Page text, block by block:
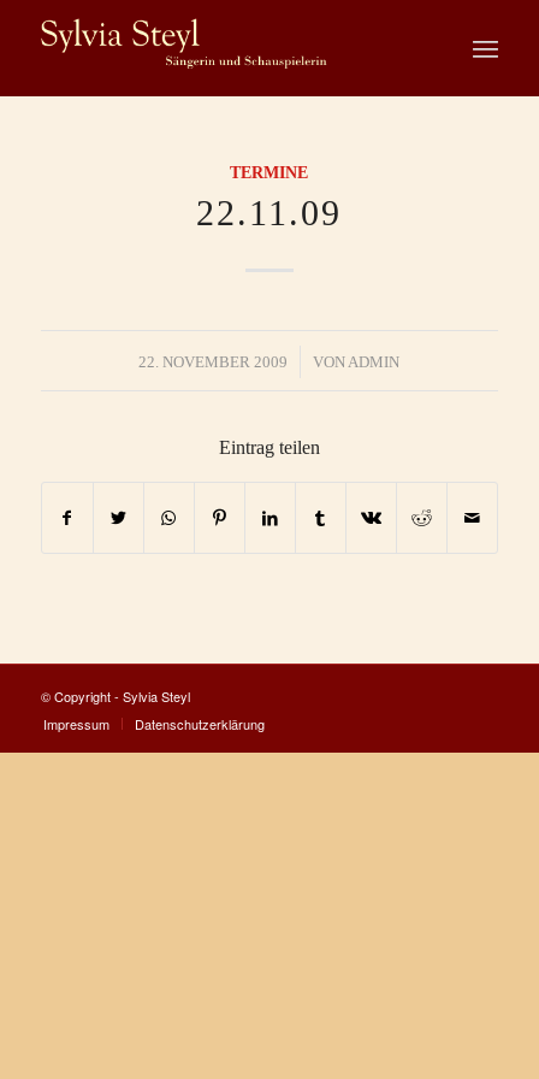
TERMINE
22.11.09
22. NOVEMBER 2009
/ VONADMIN
Eintrag teilen
© Copyright - Sylvia Steyl
Impressum
Datenschutzerklärung